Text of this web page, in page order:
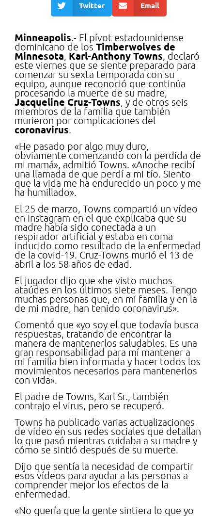
Twitter Email
Minneapolis.- El pívot estadounidense
dominicano de los Timberwolves de
Minnesota, Karl-Anthony Towns, declaró
este viernes que se siente preparado para
comenzar su sexta temporada con su
equipo, aunque reconoció que continúa
procesando la muerte de su madre,
Jacqueline Cruz-Towns, y de otros seis
miembros de la familia que también
murieron por complicaciones del
coronavirus.
«He pasado por algo muy duro,
obviamente comenzando con la perdida de
mi mamá», admitió Towns. «Anoche recibí
una llamada de que perdí a mi tío. Siento
que la vida me ha endurecido un poco y me
ha humillado».
El 25 de marzo, Towns compartió un vídeo
en Instagram en el que explicaba que su
madre había sido conectada a un
respirador artificial y estaba en coma
inducido como resultado de la enfermedad
de la covid-19. Cruz-Towns murió el 13 de
abril a los 58 años de edad.
El jugador dijo que «he visto muchos
ataúdes en los últimos siete meses. Tengo
muchas personas que, en mi familia y en la
de mi madre, han tenido coronavirus».
Comentó que «yo soy el que todavía busca
respuestas, tratando de encontrar la
manera de mantenerlos saludables. Es una
gran responsabilidad para mí mantener a
mi familia bien informada y hacer todos los
movimientos necesarios para mantenerlos
con vida».
El padre de Towns, Karl Sr., también
contrajo el virus, pero se recuperó.
Towns ha publicado varias actualizaciones
de vídeo en sus redes sociales que detallan
lo que pasó mientras cuidaba a su madre y
cómo se sintió después de su muerte.
Dijo que sentía la necesidad de compartir
esos vídeos para ayudar a las personas a
comprender mejor los efectos de la
enfermedad.
«No quería que la gente sintiera lo que yo